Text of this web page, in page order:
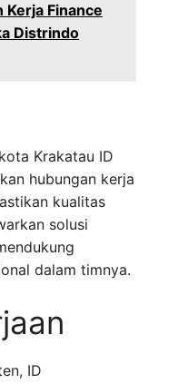
Kerja Finance
Distrindo
Krakatau ID
hubungan kerja
kualitas
solusi
dalam timnya.
, ID